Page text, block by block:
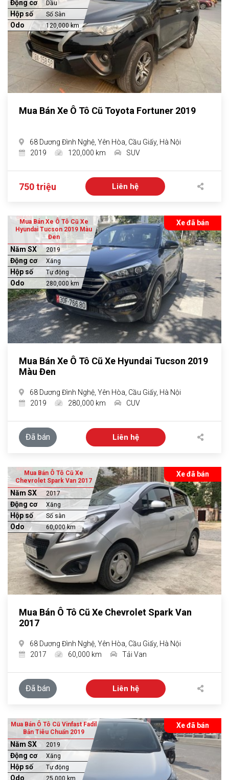
Động cơ Dầu
Hộp số Số Sàn
Odo 120,000 km
Mua Bán Xe Ô Tô Cũ Toyota Fortuner 2019
68 Dương Đình Nghệ, Yên Hòa, Cầu Giấy, Hà Nội
2019
120,000 km SUV
750 triệu Liên hệ
Xe đã bán
Mua Bán Xe Ô Tô Cũ Xe
Hyundai Tucson 2019 Màu
Đen
Năm SX 2019
Động cơ Xăng
Hộp số Tự động
Odo 280,000 km
Mua Bán Xe Ô Tô Cũ Xe Hyundai Tucson 2019
Màu Đen
68 Dương Đình Nghệ, Yên Hòa, Cầu Giấy, Hà Nội
2019
280,000 km CUV
Đã bán Liên hệ
Xe đã bán
Mua Bán Ô Tô Cũ Xe
Chevrolet Spark Van 2017
Năm SX 2017
Động cơ Xăng
Hộp số Số sàn
Odo 60,000 km
Mua Bán Ô Tô Cũ Xe Chevrolet Spark Van
2017
68 Dương Đình Nghệ, Yên Hòa, Cầu Giấy, Hà Nội
2017
60,000 km Tải Van
Đã bán Liên hệ
Xe đã bán
Mua Bán Ô Tô Cũ Vinfast Fadil
Bản Tiêu Chuẩn 2019
Năm SX 2019
Động cơ Xăng
Hộp số Tự động
Odo 25,000 km